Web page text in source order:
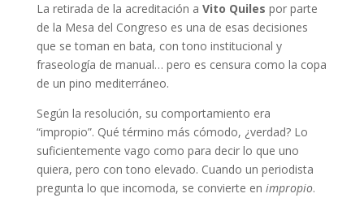
La retirada de la acreditación a Vito Quiles por parte
de la Mesa del Congreso es una de esas decisiones
que se toman en bata, con tono institucional y
fraseología de manual… pero es censura como la copa
de un pino mediterráneo.
Según la resolución, su comportamiento era
“impropio”. Qué término más cómodo, ¿verdad? Lo
suficientemente vago como para decir lo que uno
quiera, pero con tono elevado. Cuando un periodista
pregunta lo que incomoda, se convierte en impropio.